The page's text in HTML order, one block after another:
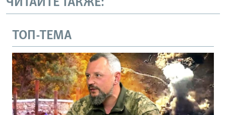
ЧИТАЙТЕ ТАКЖЕ:
ТОП-ТЕМА